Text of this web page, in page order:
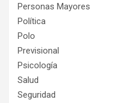
Personas Mayores
Política
Polo
Previsional
Psicología
Salud
Seguridad